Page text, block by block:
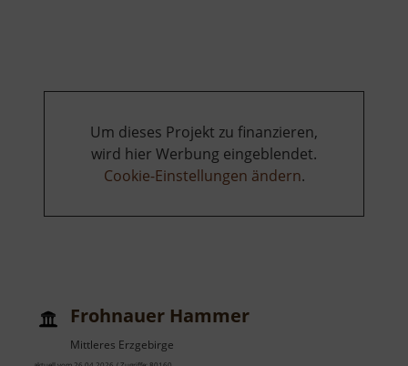
Um dieses Projekt zu finanzieren,
wird hier Werbung eingeblendet.
Cookie-Einstellungen ändern.
Frohnauer Hammer
Mittleres Erzgebirge